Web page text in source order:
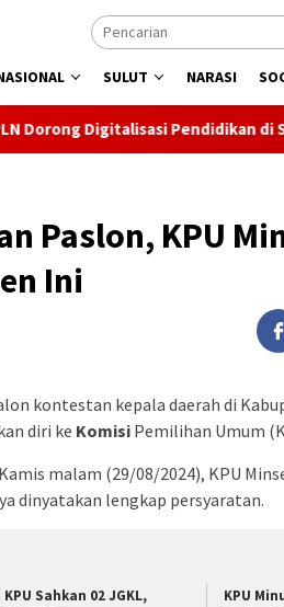
SULUT NARASI
Pendidikan di SMPN1 Palu Lewat
Paslon, KPU
Ini
kontestan kepala daerah di
diri ke Komisi Pemilihan Umum
malam (29/08/2024), KPU
dinyatakan lengkap persyaratan.
KPU Sahkan 02 JGKL,
KPU